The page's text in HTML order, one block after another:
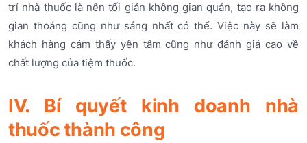
trí nhà thuốc là nên tối giản không gian quán, tạo ra không
gian thoáng cũng như sáng nhất có thể. Việc này sẽ làm
khách hàng cảm thấy yên tâm cũng như đánh giá cao về
chất lượng của tiệm thuốc.
IV. Bí quyết kinh doanh nhà
thuốc thành công